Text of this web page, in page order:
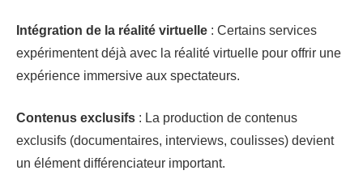
Intégration de la réalité virtuelle : Certains services
expérimentent déjà avec la réalité virtuelle pour offrir une
expérience immersive aux spectateurs.
Contenus exclusifs : La production de contenus
exclusifs (documentaires, interviews, coulisses) devient
un élément différenciateur important.